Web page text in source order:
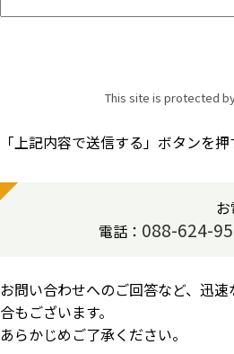
This site is protected
「上記内容で送信する」ボタンを
電話： 088-624-
お問い合わせへのご回答など、迅
合もございます。
あらかじめご了承ください。